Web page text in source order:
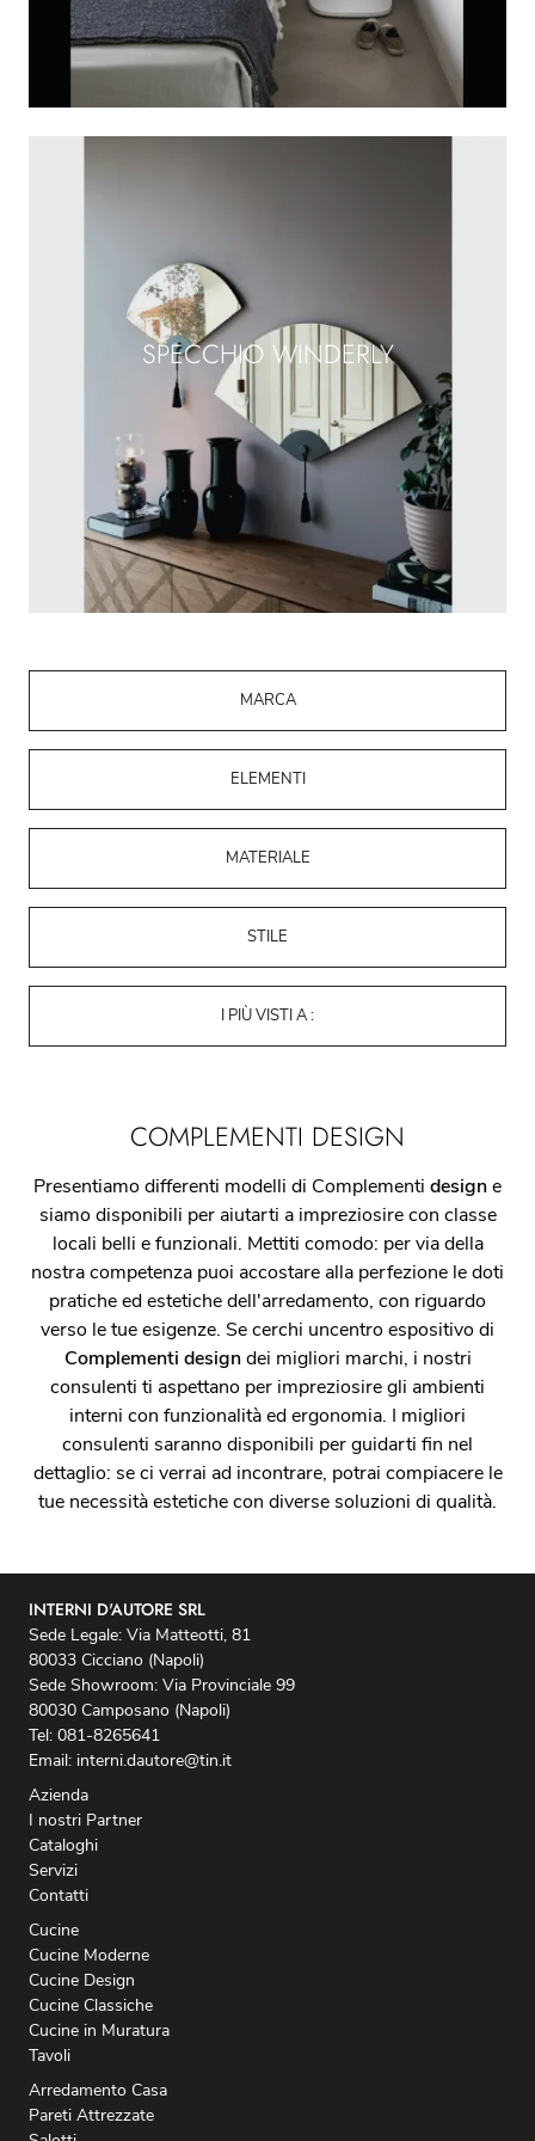
MARCA
ELEMENTI
MATERIALE
STILE
I PIÙ VISTI A :
SPECCHIO WINDERLY
COMPLEMENTI DESIGN
Presentiamo differenti modelli di Complementi designe
siamo disponibili per aiutarti a impreziosire con classe
locali belli e funzionali. Mettiti comodo: per via della
nostra competenza puoi accostare alla perfezione le doti
pratiche ed estetiche dell'arredamento, con riguardo
verso le tue esigenze. Se cerchi uncentro espositivo di
Complementi designdei migliori marchi, i nostri
consulenti ti aspettano per impreziosire gli ambienti
interni con funzionalità ed ergonomia. I migliori
consulenti saranno disponibili per guidarti fin nel
dettaglio: se ci verrai ad incontrare, potrai compiacere le
tue necessità estetiche con diverse soluzioni di qualità.
INTERNI D'AUTORE SRL
Sede Legale: Via Matteotti, 81
80033 Cicciano (Napoli)
Sede Showroom: Via Provinciale 99
80030 Camposano (Napoli)
Tel: 081-8265641
Email: interni.dautore@tin.it
Azienda
I nostri Partner
Cataloghi
Servizi
Contatti
Cucine
Cucine Moderne
Cucine Design
Cucine Classiche
Cucine in Muratura
Tavoli
Arredamento Casa
Pareti Attrezzate